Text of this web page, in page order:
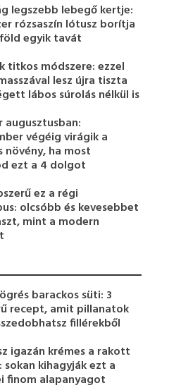
legszebb lebegő kertje:
rózsaszín lótusz borítja
egyik tavát
titkos módszere: ezzel
lesz újra tiszta
lábos súrolás nélkül is
augusztusban:
végéig virágik a
növény, ha most
ezt a 4 dolgot
ez a régi
olcsóbb és kevesebbet
mint a modern
barackos süti: 3
recept, amit pillanatok
fillérekből
igazán krémes a rakott
sokan kihagyják ezt a
finom alapanyagot